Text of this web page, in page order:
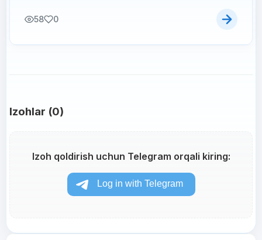
58 0
Izohlar (0)
Izoh qoldirish uchun Telegram orqali kiring: